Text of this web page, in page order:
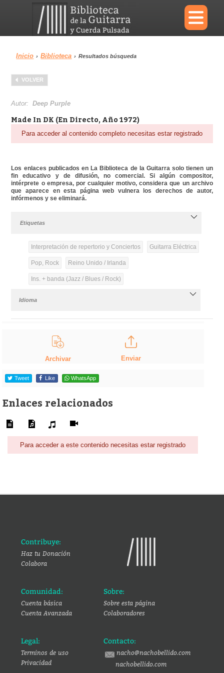
×
Menu
Biblioteca
Inicio › Biblioteca › Resultados búsqueda
VOLVER
Autor:Deep Purple
Made In DK (En Directo, Año 1972)
Para acceder al contenido completo necesitas estar registrado
Los enlaces publicados en La Biblioteca de la Guitarra solo tienen un
fin educativo y de difusión, no comercial. Si algún compositor,
intérprete o empresa, por cualquier motivo, considera que un archivo
que aparece en esta página web vulnera los derechos de autor,
infórmenos y se eliminará.
Etiquetas
Interpretación de repertorio y Conciertos Guitarra Eléctrica
Pop, Rock Reino Unido / Irlanda
Ins. + banda (Jazz / Blues / Rock)
Idioma
Archivar Enviar
Tweet Like WhatsApp
Enlaces relacionados
Para acceder a este contenido necesitas estar registrado
Contribuye:
Haz tu Donación
Colabora
Comunidad:
Cuenta básica
Cuenta Avanzada
Sobre:
Sobre esta página
Colaboradores
Legal:
Terminos de uso
Privacidad
Contacto:
nacho@nachobellido.com
nachobellido.com